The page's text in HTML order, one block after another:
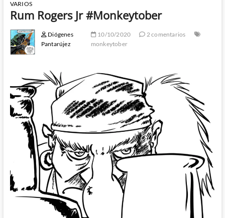
VARIOS
Rum Rogers Jr #Monkeytober
Diógenes
Pantarújez
10/10/2020
2 comentarios
monkeytober